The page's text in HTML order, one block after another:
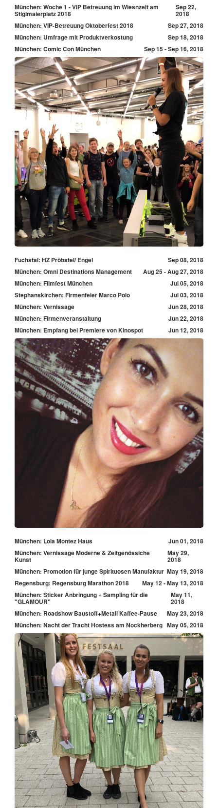
München: Woche 1 - VIP Betreuung im Wiesnzelt am
Stiglmaierplatz 2018
Sep 22,
2018
München: VIP-Betreuung Oktoberfest 2018
Sep 27, 2018
München: Umfrage mit Produktverkostung
Sep 18, 2018
München: Comic Con München
Sep 15 - Sep 16, 2018
Fuchstal: HZ Pröbstel/ Engel
Sep 08, 2018
München: Omni Destinations Management
Aug 25 - Aug 27, 2018
München: Filmfest München
Jul 05, 2018
Stephanskirchen: Firmenfeier Marco Polo
Jul 03, 2018
München: Vernissage
Jun 28, 2018
München: Firmenveranstaltung
Jun 22, 2018
München: Empfang bei Premiere von Kinospot
Jun 12, 2018
München: Lola Montez Haus
Jun 01, 2018
München: Vernissage Moderne & Zeitgenössiche
Kunst
May 29,
2018
München: Promotion für junge Spirituosen Manufaktur May 19, 2018
Regensburg: Regensburg Marathon 2018
May 12 - May 13, 2018
München: Sticker Anbringung + Sampling für die
"GLAMOUR"
May 11,
2018
München: Roadshow Baustoff+Metall Kaffee-Pause
May 23, 2018
München: Nacht der Tracht Hostess am Nockherberg May 05, 2018